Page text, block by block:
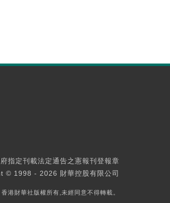
指定刊載法定通告之憲報刊登報章
© 1998 - 2026 財華控股有限公司
香港財華社版權所有,未經同意不得轉載。